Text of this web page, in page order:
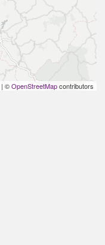
| ©OpenStreetMapcontributors